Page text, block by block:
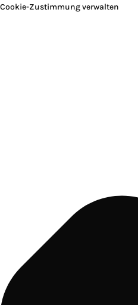
Cookie-Zustimmung verwalten